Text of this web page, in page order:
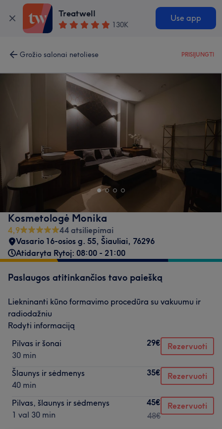
Treatwell
130K
Use app
Grožio salonai netoliese PRISIJUNGTI
Kosmetologė Monika
4,9
44 atsiliepimai
Vasario 16-osios g. 55, Šiauliai, 76296
Atidaryta Rytoj: 08:00 - 21:00
Paslaugos atitinkančios tavo paiešką
Liekninanti kūno formavimo procedūra su vakuumu ir
radiodažniu
Rodyti informaciją
Pilvas ir šonai
30 min
29€ Rezervuoti
Šlaunys ir sėdmenys
40 min
35€ Rezervuoti
Pilvas, šlaunys ir sėdmenys
1 val 30 min
45€
48€
Rezervuoti